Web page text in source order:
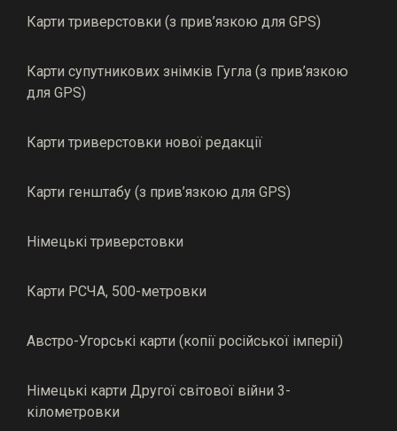
Карти триверстовки (з прив’язкою для GPS)
Карти супутникових знімків Гугла (з прив’язкою
для GPS)
Карти триверстовки нової редакції
Карти генштабу (з прив’язкою для GPS)
Німецькі триверстовки
Карти РСЧА, 500-метровки
Австро-Угорські карти (копії російської імперії)
Німецькі карти Другої світової війни 3-
кілометровки